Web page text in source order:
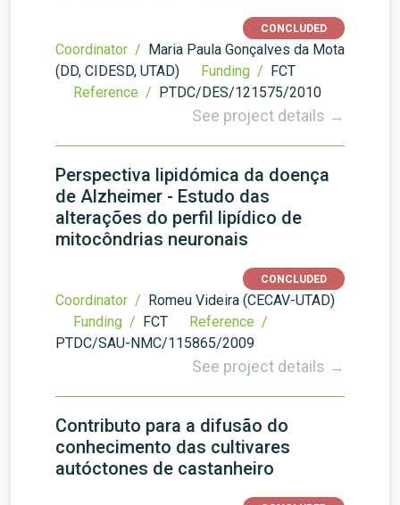
CONCLUDED
Coordinator / Maria Paula Gonçalves da Mota
(DD, CIDESD, UTAD)
Funding / FCT
Reference / PTDC/DES/121575/2010
See project details →
Perspectiva lipidómica da doença
de Alzheimer - Estudo das
alterações do perfil lipídico de
mitocôndrias neuronais
CONCLUDED
Coordinator / Romeu Videira (CECAV-UTAD)
Funding / FCT
Reference /
PTDC/SAU-NMC/115865/2009
See project details →
Contributo para a difusão do
conhecimento das cultivares
autóctones de castanheiro